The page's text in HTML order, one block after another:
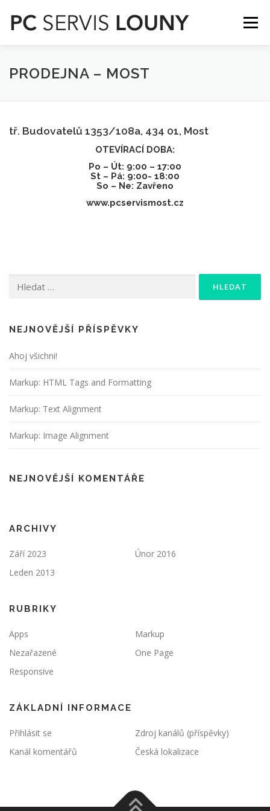
obsah
Menu
SLUŽBY O NÁS GALERIE
PRODEJNA – MOST
tř. Budovatelů 1353/108a, 434 01, Most
OTEVÍRACÍ DOBA:
Po – Út: 9:00 – 17:00
St – Pá: 9:00- 18:00
So – Ne: Zavřeno
www.pcservismost.cz
NEJNOVĚJŠÍ PŘÍSPĚVKY
Ahoj všichni!
Markup: HTML Tags and Formatting
Markup: Text Alignment
Markup: Image Alignment
NEJNOVĚJŠÍ KOMENTÁŘE
ARCHIVY
Září 2023
Únor 2016
Leden 2013
RUBRIKY
Apps
Markup
Nezařazené
One Page
Responsive
ZÁKLADNÍ INFORMACE
Přihlásit se
Zdroj kanálů (příspěvky)
Kanál komentářů
Česká lokalizace